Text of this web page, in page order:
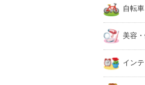
自転
美容
イン